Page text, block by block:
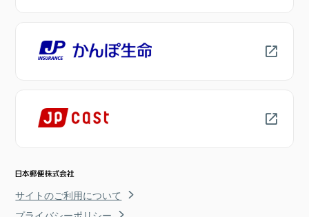
サイトのご利用について